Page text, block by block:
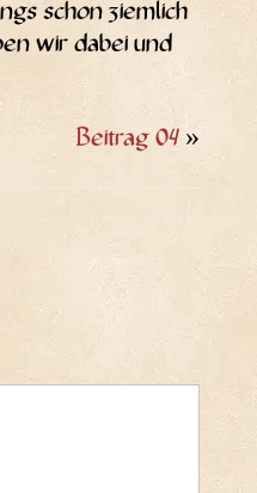
schon ziem­lich
wir dabei und
Beitrag 04 »